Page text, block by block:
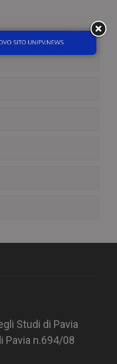
Studi di Pavia
Pavia n.694/08